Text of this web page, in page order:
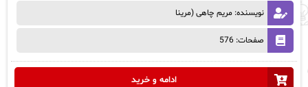
نویسنده: مریم چاهی (مرینا
صفحات: 576
ادامه و خرید